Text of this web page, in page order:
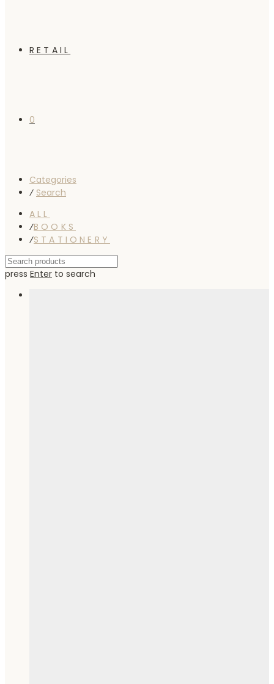
RETAIL
0
Categories
⁄ Search
ALL
⁄BOOKS
⁄STATIONERY
press Enter to search